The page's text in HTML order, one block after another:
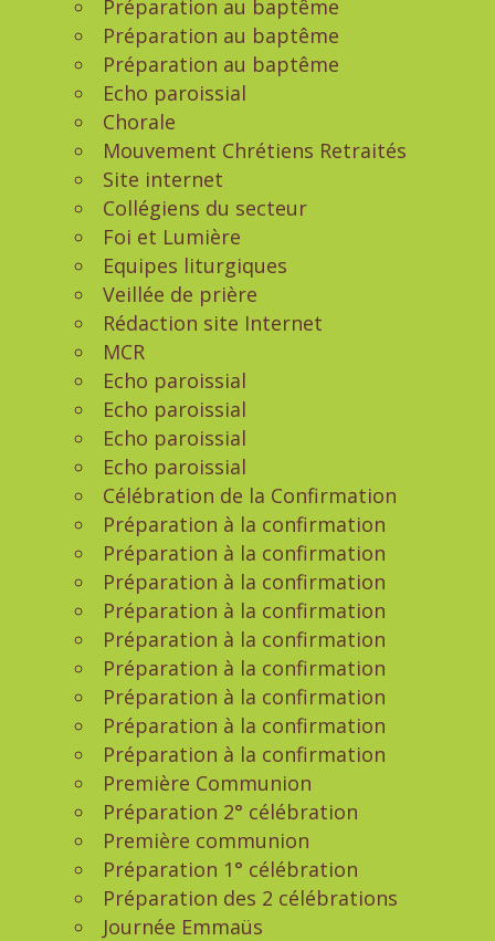
Préparation au baptême
Préparation au baptême
Préparation au baptême
Echo paroissial
Chorale
Mouvement Chrétiens Retraités
Site internet
Collégiens du secteur
Foi et Lumière
Equipes liturgiques
Veillée de prière
Rédaction site Internet
MCR
Echo paroissial
Echo paroissial
Echo paroissial
Echo paroissial
Célébration de la Confirmation
Préparation à la confirmation
Préparation à la confirmation
Préparation à la confirmation
Préparation à la confirmation
Préparation à la confirmation
Préparation à la confirmation
Préparation à la confirmation
Préparation à la confirmation
Préparation à la confirmation
Première Communion
Préparation 2° célébration
Première communion
Préparation 1° célébration
Préparation des 2 célébrations
Journée Emmaüs